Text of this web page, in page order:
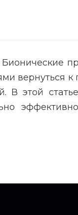
вернуться
В этой